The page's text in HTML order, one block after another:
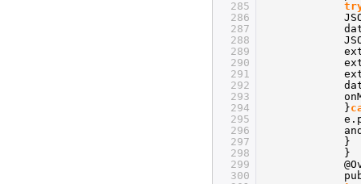
285
286
287
288
289
290
291
292
293
294
295
296
297
298
299
300
}
}
}